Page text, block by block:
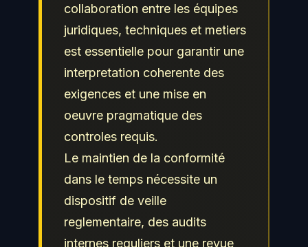
collaboration entre les équipes
juridiques, techniques et metiers
est essentielle pour garantir une
interpretation coherente des
exigences et une mise en
oeuvre pragmatique des
controles requis.
Le maintien de la conformité
dans le temps nécessite un
dispositif de veille
reglementaire, des audits
internes reguliers et une revue